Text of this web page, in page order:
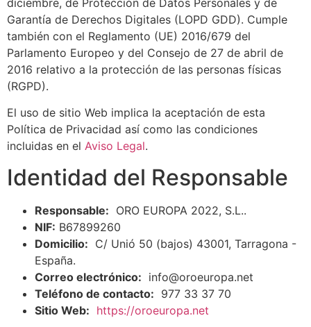
Garantía de Derechos Digitales (LOPD GDD). Cumple
también con el Reglamento (UE) 2016/679 del
Parlamento Europeo y del Consejo de 27 de abril de
2016 relativo a la protección de las personas físicas
(RGPD).
El uso de sitio Web implica la aceptación de esta
Política de Privacidad así como las condiciones
incluidas en el Aviso Legal.
Identidad del Responsable
Responsable: ORO EUROPA 2022, S.L..
NIF: B67899260
Domicilio: C/ Unió 50 (bajos) 43001, Tarragona -
España.
Correo electrónico: info@oroeuropa.net
Teléfono de contacto: 977 33 37 70
Sitio Web: https://oroeuropa.net